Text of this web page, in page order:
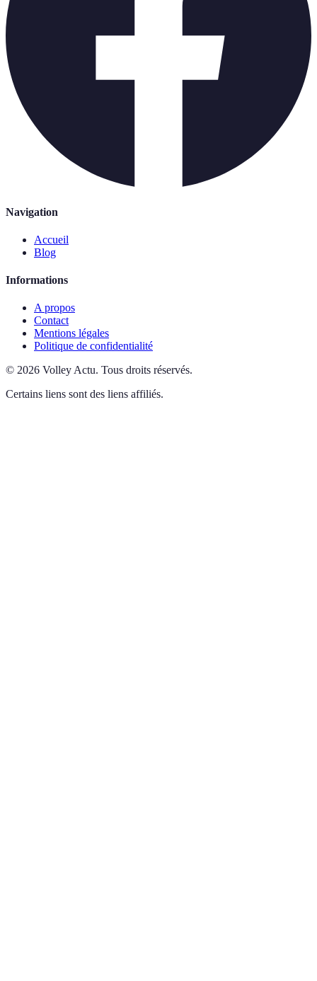
Navigation
Accueil
Blog
Informations
A propos
Contact
Mentions légales
Politique de confidentialité
© 2026 Volley Actu. Tous droits réservés.
Certains liens sont des liens affiliés.